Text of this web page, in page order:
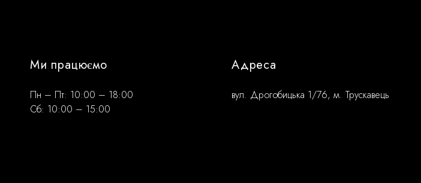
Ми працюємо
Пн – Пт: 10:00 – 18:00
Сб: 10:00 – 15:00
Адреса
вул. Дрогобицька 1/76, м. Трускавець